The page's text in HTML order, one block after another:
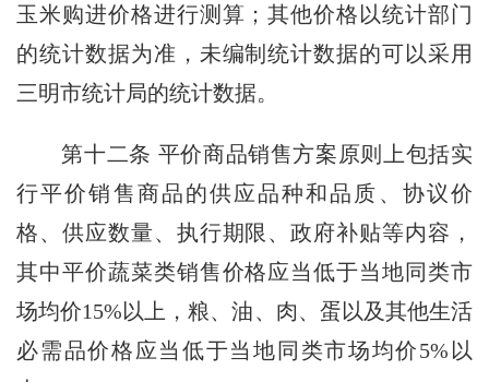
玉米购进价格进行测算；其他价格以统计部门
的统计数据为准，未编制统计数据的可以采用
三明市统计局的统计数据。
第十二条 平价商品销售方案原则上包括实
行平价销售商品的供应品种和品质、协议价
格、供应数量、执行期限、政府补贴等内容，
其中平价蔬菜类销售价格应当低于当地同类市
场均价15%以上，粮、油、肉、蛋以及其他生活
必需品价格应当低于当地同类市场均价5%以